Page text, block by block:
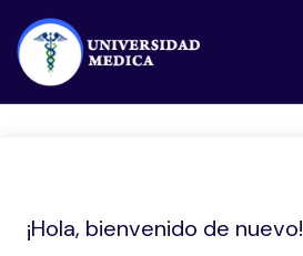
¡Hola, bienvenido de nuevo!